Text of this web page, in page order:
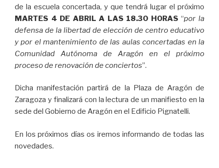
de la escuela concertada, y que tendrá lugar el próximo
MARTES 4 DE ABRIL A LAS 18.30 HORAS “por la
defensa de la libertad de elección de centro educativo
y por el mantenimiento de las aulas concertadas en la
Comunidad Autónoma de Aragón en el próximo
proceso de renovación de conciertos”.
Dicha manifestación partirá de la Plaza de Aragón de
Zaragoza y finalizará con la lectura de un manifiesto en la
sede del Gobierno de Aragón en el Edificio Pignatelli.
En los próximos días os iremos informando de todas las
novedades.